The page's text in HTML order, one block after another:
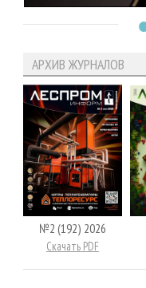
АРХИВ ЖУРНАЛОВ
№2 (192) 2026
Скачать PDF